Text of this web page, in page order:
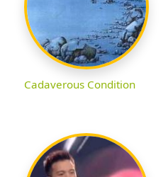
Cadaverous Condition